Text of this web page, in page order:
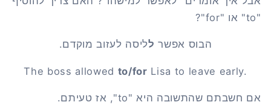
"to" או "for"?
הבוס אפשר לליסה לעזוב מוקדם.
The boss allowed to/for Lisa to leave early.
אם חשבתם שהתשובה היא "to", אז טעיתם.